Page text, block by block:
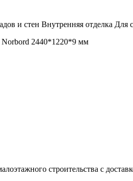
и стен Внутренняя отделка Для
2440*1220*9 мм
строительства с